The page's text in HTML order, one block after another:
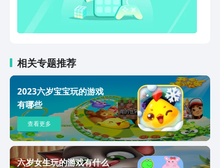
相关专题推荐
2023六岁宝宝玩的游戏
有哪些
查看更多
六岁女生玩的游戏有什么